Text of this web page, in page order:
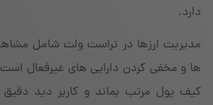
دارد.
مدیریت ارزها در تراست ولت شامل
ها و مخفی کردن دارایی های غیرفعال
کیف پول مرتب بماند و کاربر دید